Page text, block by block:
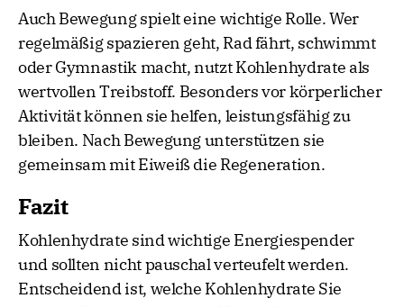
Auch Bewegung spielt eine wichtige Rolle. Wer
regelmäßig spazieren geht, Rad fährt, schwimmt
oder Gymnastik macht, nutzt Kohlenhydrate als
wertvollen Treibstoff. Besonders vor körperlicher
Aktivität können sie helfen, leistungsfähig zu
bleiben. Nach Bewegung unterstützen sie
gemeinsam mit Eiweiß die Regeneration.
Fazit
Kohlenhydrate sind wichtige Energiespender
und sollten nicht pauschal verteufelt werden.
Entscheidend ist, welche Kohlenhydrate Sie